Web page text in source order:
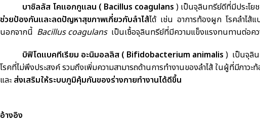
บาซิลลัส โคแอกกูแลน ( Bacillus coagulans ) เป็นจุลินทรีย์ดีที่มีประโย
ช่วยป้องกันและลดปัญหาสุขภาพเกี่ยวกับลำไส้ได้ เช่น อาการท้องผูก โรคลำไส้
นอกจากนี้ Bacillus coagulansเป็นเชื้อจุลินทรีย์ที่มีความแข็งแรงทนทานต่อคว
บิฟิโดแบคทีเรียม อะนิมอลลิส ( Bifidobacterium animalis ) เป็นจุลิน
โรคที่ไม่พึงประสงค์ รวมถึงเพิ่มความสามารถด้านการทำงานของลำไส้ ในผู้ที่มีภาว
และส่งเสริมให้ระบบภูมิคุ้มกันของร่างกายทำงานได้ดีขึ้น
อ้างอิง